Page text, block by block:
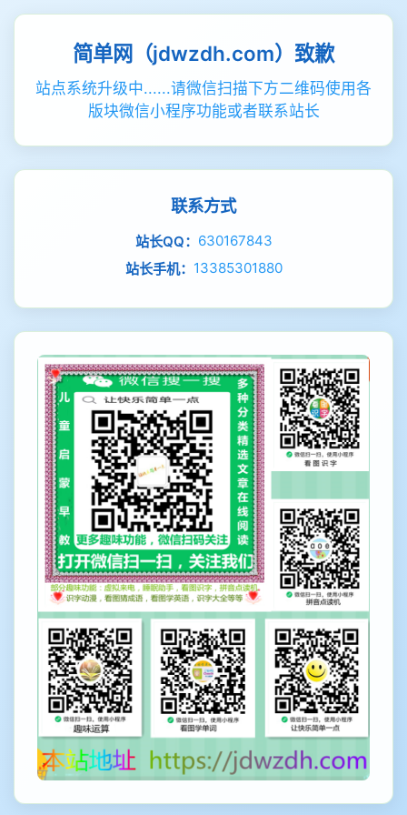
简单网（jdwzdh.com）致歉
站点系统升级中......请微信扫描下方二维码使用各
版块微信小程序功能或者联系站长
联系方式
站长QQ： 630167843
站长手机： 13385301880